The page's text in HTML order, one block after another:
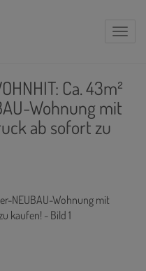
Ca. 43m²
Wohnung mit
ab sofort zu